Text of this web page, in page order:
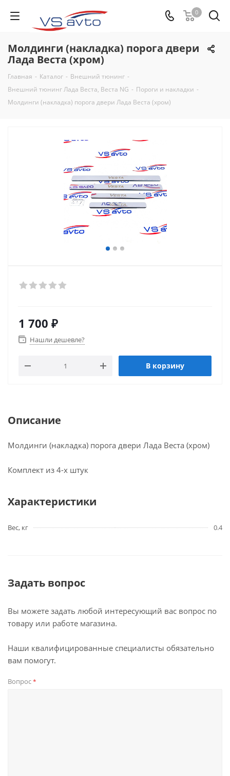
0
Молдинги (накладка) порога двери
Лада Веста (хром)
Главная - Каталог - Внешний тюнинг -
Внешний тюнинг Лада Веста, Веста NG - Пороги и накладки -
Молдинги (накладка) порога двери Лада Веста (хром)
1 700 ₽
Нашли дешевле?
В корзину
Описание
Молдинги (накладка) порога двери Лада Веста (хром)
Комплект из 4-х штук
Характеристики
Вес, кг 0.4
Задать вопрос
Вы можете задать любой интересующий вас вопрос по
товару или работе магазина.
Наши квалифицированные специалисты обязательно
вам помогут.
Вопрос*